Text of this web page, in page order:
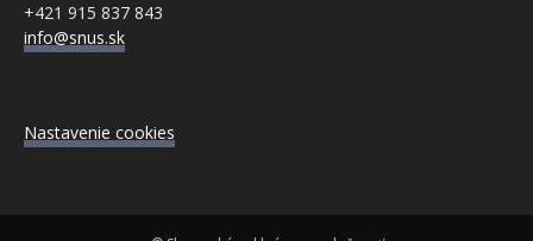
+421 915 837 843
info@snus.sk
Nastavenie cookies